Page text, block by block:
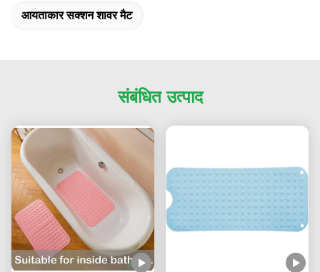
आयताकार सक्शन शावर मैट
संबंधित उत्पाद